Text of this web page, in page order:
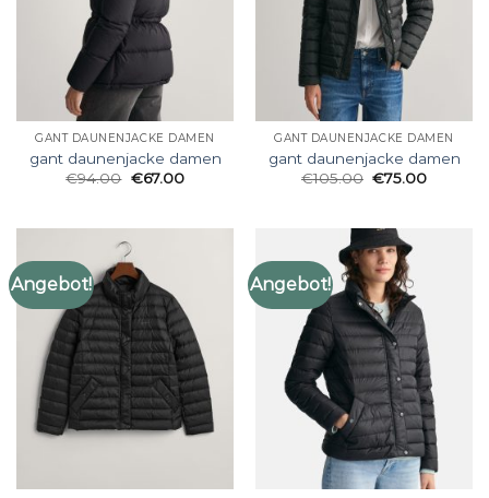
GANT DAUNENJACKE DAMEN
gant daunenjacke damen
€94.00 €67.00
GANT DAUNENJACKE DAMEN
gant daunenjacke damen
€105.00 €75.00
Angebot! Angebot!